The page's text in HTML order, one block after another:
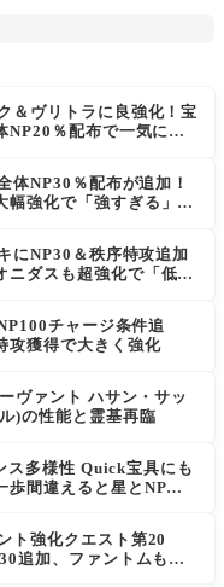
＆ヴリトラに良強化！宝
NP20％配布で一気に使
体NP30％配布が追加！
幅強化で「強すぎる」の
にNP30＆秩序特攻追加
ニダスも超強化で「低レ
チャージ条件追
攻獲得で大きく強化
ヴァント ハサン・サッ
)の性能と霊基再臨
ス多様性 Quick宝具にも
歩間違えると星とNP楽
ト強化クエスト第20
追加、ファントムも大